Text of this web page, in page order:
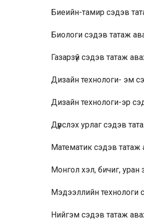
Биеийн-тамир сэдэв
Биологи сэдэв татаж
Газарзүй сэдэв татаж
Дизайн технологи- эм
Дизайн технологи-эр
Дүрслэх урлаг сэдэв
Математик сэдэв татаж
Монгол хэл, бичиг, уран
Мэдээллийн технологи
Нийгэм сэдэв татаж